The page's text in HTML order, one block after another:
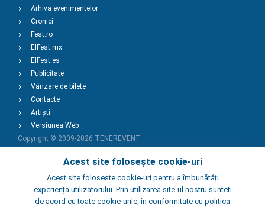
Acest site folosește cookie-uri
Acest site foloseste cookie-uri pentru a îmbunătăți
experiența utilizatorului. Prin utilizarea site-ul nostru sunteti
de acord cu toate cookie-urile, în conformitate cu politica
Arhiva evenimentelor
Cronici
Fest.ro
ElFest.mx
ElFest.es
Publicitate
Vânzare de bilete
Contacte
Artiști
Versiunea Web
Copyright © 2009-2026 TENEREVENT
Adaugă Eveniment